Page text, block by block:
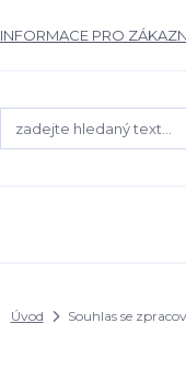
INFORMACE PRO
Úvod Souhlas se